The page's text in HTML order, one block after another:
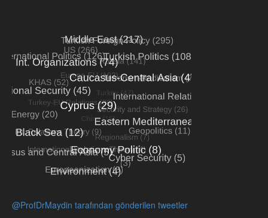
@ProfDrMaydin tarafından gönderilen tweetler